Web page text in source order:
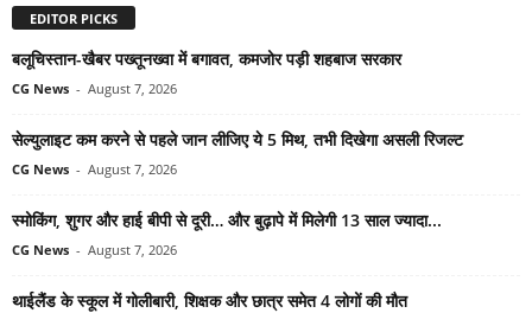
EDITOR PICKS
बलूचिस्तान-खैबर पख्तूनख्वा में बगावत, कमजोर पड़ी शहबाज सरकार
CG News - August 7, 2026
सेल्युलाइट कम करने से पहले जान लीजिए ये 5 मिथ, तभी दिखेगा असली रिजल्ट
CG News - August 7, 2026
स्मोकिंग, शुगर और हाई बीपी से दूरी… और बुढ़ापे में मिलेगी 13 साल ज्यादा...
CG News - August 7, 2026
थाईलैंड के स्कूल में गोलीबारी, शिक्षक और छात्र समेत 4 लोगों की मौत